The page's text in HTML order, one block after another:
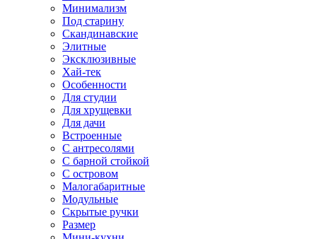
Минимализм
Под старину
Скандинавские
Элитные
Эксклюзивные
Хай-тек
Особенности
Для студии
Для хрущевки
Для дачи
Встроенные
С антресолями
С барной стойкой
С островом
Малогабаритные
Модульные
Скрытые ручки
Размер